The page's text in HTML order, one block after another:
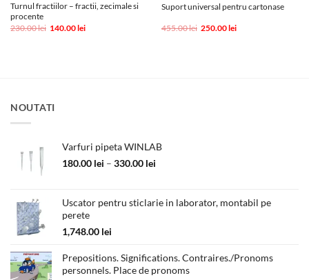
Turnul fractiilor – fractii, zecimale si
procente
230.00lei Prețul
140.00leiPrețul
Suport universal pentru cartonase
455.00lei Prețul
250.00leiPrețul
NOUTATI
Varfuri pipeta WINLAB
180.00 lei – 330.00 lei
180.00 lei
Uscator pentru sticlarie in laborator, montabil pe
perete
1,748.00 lei
Prepositions. Significations. Contraires./Pronoms
personnels. Place de pronoms